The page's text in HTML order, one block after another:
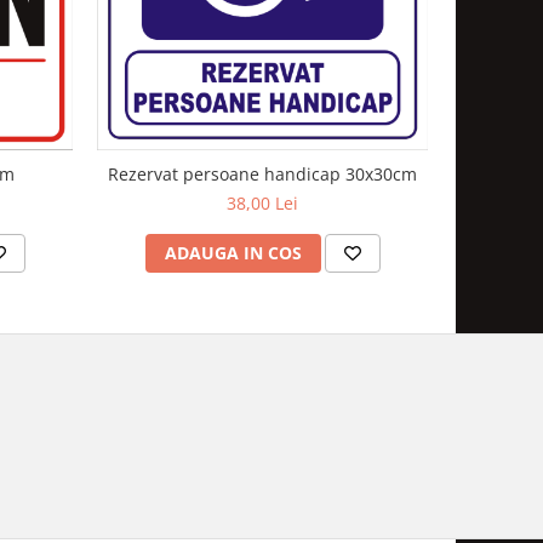
Rezervat persoane handicap 30x30cm
38,00 Lei
ADAUGA IN COS